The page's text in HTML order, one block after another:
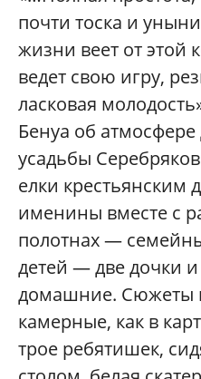
почти тоска и
жизни веет от этой
ведет свою игру,
ласковая
Бенуа об
усадьбы
елки крестьянским
именины вместе с
полотнах —
детей — две дочки
домашние. Сюжеты
камерные, как в
трое ребятишек,